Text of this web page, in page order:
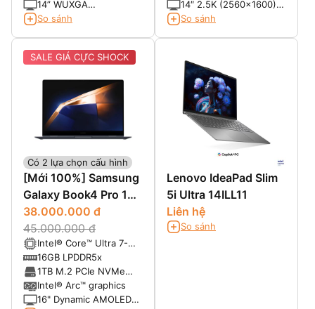
14” WUXGA
(1920*1200) IPS, Anti-
So sánh
Graphics
14″ 2.5K (2560x1600)
ComfortView Plus,
So sánh
Có 2 lựa chọn cấu hình
SALE GIÁ CỰC SHOCK
[Mới 100%] Samsung
Galaxy Book4 Pro 16
x360 (2024)
38.000.000 đ
45.000.000 đ
Intel® Core™ Ultra 7-
155H (16 Cores, 22
Threads, 24 MB, up to
4.8 GHz, 115W Max)
16GB LPDDR5x
1TB M.2 PCIe NVMe
SSD
Intel® Arc™ graphics
16" Dynamic AMOLED
Lenovo IdeaPad Slim
5i Ultra 14ILL11
Liên hệ
So sánh